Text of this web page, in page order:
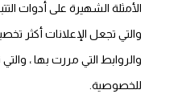
الأمثلة الشهيرة على أدوات
والتي تجعل الإعلانات أكثر
والروابط التي مررت بها ، والتي
للخصوصية.